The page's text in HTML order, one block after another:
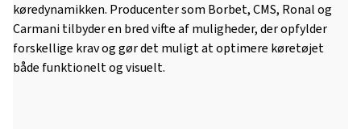
køredynamikken. Producenter som Borbet, CMS, Ronal og
Carmani tilbyder en bred vifte af muligheder, der opfylder
forskellige krav og gør det muligt at optimere køretøjet
både funktionelt og visuelt.